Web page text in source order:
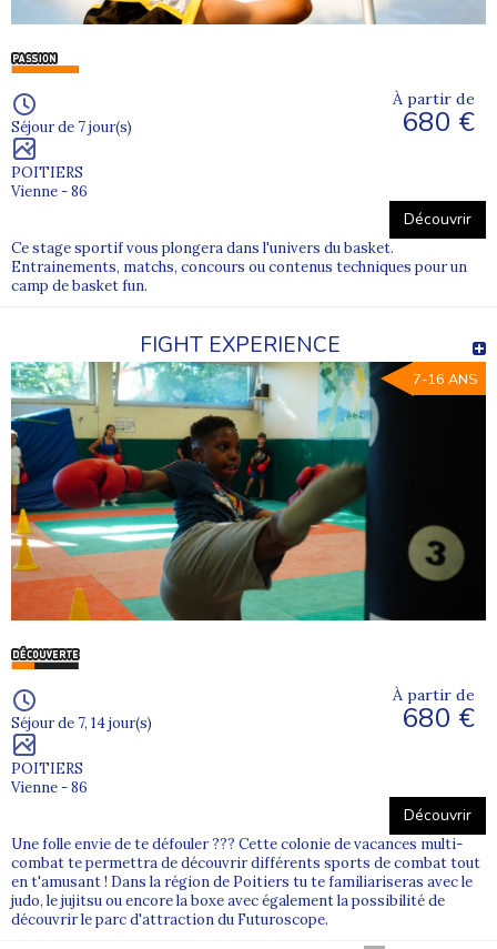
Séjour de 7 jour(s)
POITIERS
Vienne - 86
À partir de
680 €
Découvrir
Ce stage sportif vous plongera dans l'univers du basket.
Entrainements, matchs, concours ou contenus techniques pour un
camp de basket fun.
FIGHT EXPERIENCE
7-16 ANS
Séjour de 7, 14 jour(s)
POITIERS
Vienne - 86
À partir de
680 €
Découvrir
Une folle envie de te défouler ??? Cette colonie de vacances multi-
combat te permettra de découvrir différents sports de combat tout
en t'amusant ! Dans la région de Poitiers tu te familiariseras avec le
judo, le jujitsu ou encore la boxe avec également la possibilité de
découvrir le parc d'attraction du Futuroscope.